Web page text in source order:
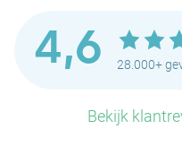
4,6 28.000+
Bekijk